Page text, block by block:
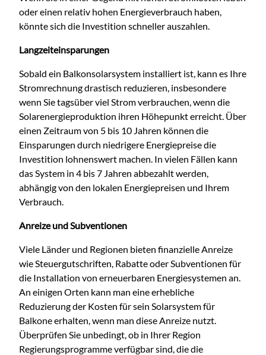
oder einen relativ hohen Energieverbrauch haben,
könnte sich die Investition schneller auszahlen.
Langzeiteinsparungen
Sobald ein Balkonsolarsystem installiert ist, kann es Ihre
Stromrechnung drastisch reduzieren, insbesondere
wenn Sie tagsüber viel Strom verbrauchen, wenn die
Solarenergieproduktion ihren Höhepunkt erreicht. Über
einen Zeitraum von 5 bis 10 Jahren können die
Einsparungen durch niedrigere Energiepreise die
Investition lohnenswert machen. In vielen Fällen kann
das System in 4 bis 7 Jahren abbezahlt werden,
abhängig von den lokalen Energiepreisen und Ihrem
Verbrauch.
Anreize und Subventionen
Viele Länder und Regionen bieten finanzielle Anreize
wie Steuergutschriften, Rabatte oder Subventionen für
die Installation von erneuerbaren Energiesystemen an.
An einigen Orten kann man eine erhebliche
Reduzierung der Kosten für sein Solarsystem für
Balkone erhalten, wenn man diese Anreize nutzt.
Überprüfen Sie unbedingt, ob in Ihrer Region
Regierungsprogramme verfügbar sind, die die